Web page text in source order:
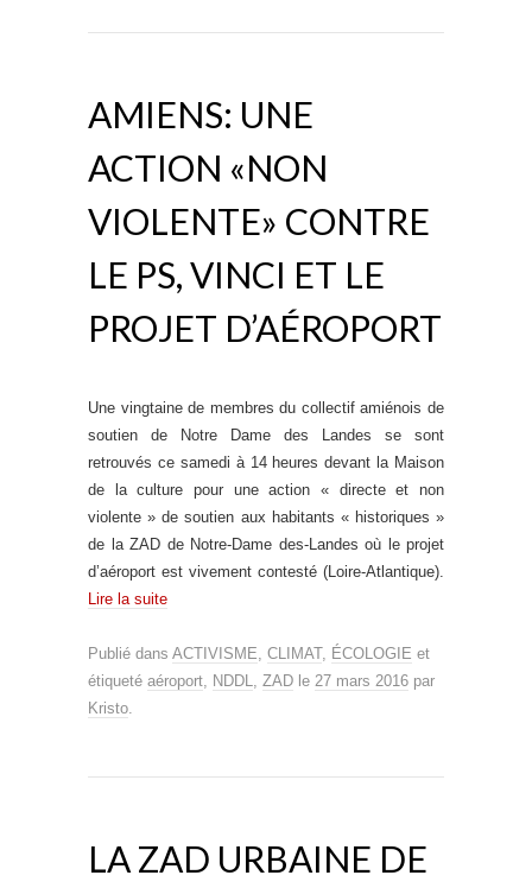
AMIENS: UNE
ACTION «NON
VIOLENTE» CONTRE
LE PS, VINCI ET LE
PROJET D’AÉROPORT
Une vingtaine de membres du collectif amiénois de
soutien de Notre Dame des Landes se sont
retrouvés ce samedi à 14 heures devant la Maison
de la culture pour une action « directe et non
violente » de soutien aux habitants « historiques »
de la ZAD de Notre-Dame des-Landes où le projet
d’aéroport est vivement contesté (Loire-Atlantique).
Lire la suite
Publié dans ACTIVISME CLIMAT, ÉCOLOGIE et
étiqueté aéroport NDDL ZAD le 27 mars 2016 par
Kristo
LA ZAD URBAINE DE